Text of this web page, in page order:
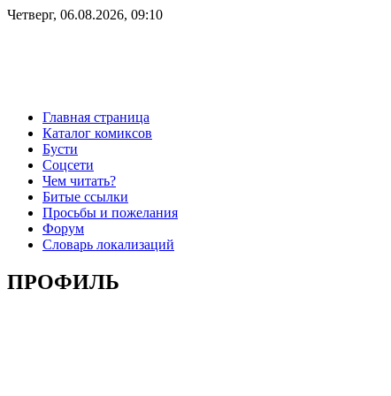
Четверг, 06.08.2026, 09:10
Главная страница
Каталог комиксов
Бусти
Соцсети
Чем читать?
Битые ссылки
Просьбы и пожелания
Форум
Словарь локализаций
ПРОФИЛЬ